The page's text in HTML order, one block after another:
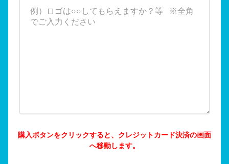
購入ボタンをクリックすると、クレジットカード決済の画面
へ移動します。